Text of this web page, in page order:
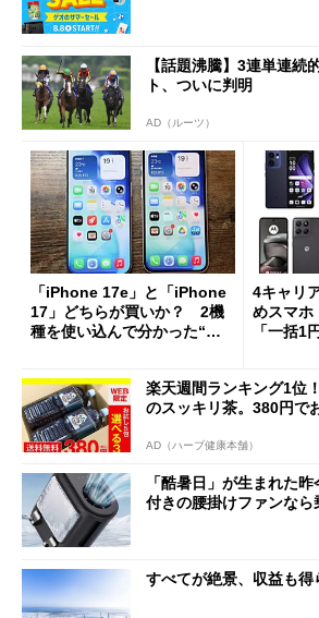
【話題沸騰】3連単連続
ト、ついに判明
AD（ルーツ）
「iPhone 17e」と「iPhone
17」どちらが買いか？ 2機
種を使い込んで分かった“ス
4キャリ
めスマホ
「一括1
楽天週間ランキング1位
のスッキリ茶。380円で
AD（ハーブ健康本舗）
「酷暑日」が生まれた
付きの腰掛けファンなら
すべてが絶景、収益も